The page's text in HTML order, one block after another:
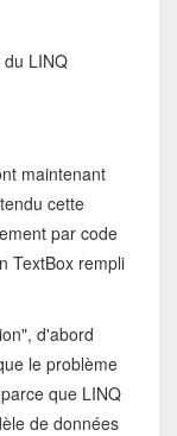
LINQ
maintenant
cette
par code
TextBox rempli
d'abord
le problème
que LINQ
de données